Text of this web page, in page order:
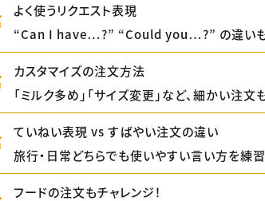
よく使うリクエスト表現
“Can I have…?” “Could you…?” の違いも
カスタマイズの注文方法
「ミルク多め」「サイズ変更」など、細かい注文
ていねい表現 vs すばやい注文の違い
旅行・日常どちらでも使いやすい言い方を練習
フードの注文もチャレンジ！